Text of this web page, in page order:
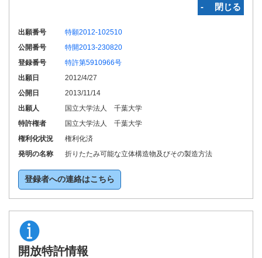
‐ 閉じる
出願番号
特願2012-102510
公開番号
特開2013-230820
登録番号
特許第5910966号
出願日
2012/4/27
公開日
2013/11/14
出願人
国立大学法人 千葉大学
特許権者
国立大学法人 千葉大学
権利化状況
権利化済
発明の名称
折りたたみ可能な立体構造物及びその製造方法
登録者への連絡はこちら
開放特許情報